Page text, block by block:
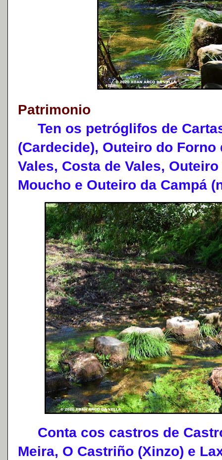
Patrimonio
Ten os petróglifos de
(Cardecide), Outeiro do
Vales, Costa de Vales,
Moucho e Outeiro da Campá
Conta cos castros de
Meira, O Castriño (Xinzo) e